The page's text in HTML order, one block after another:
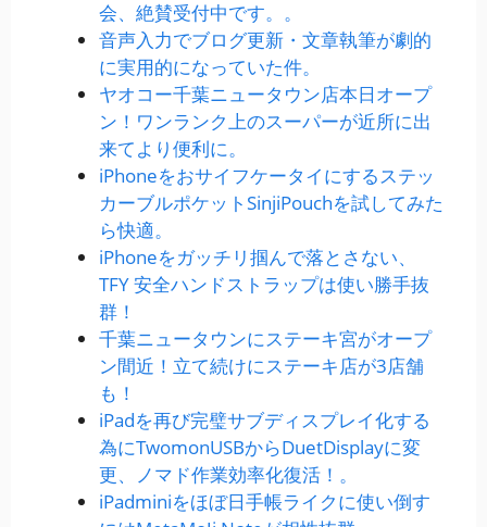
会、絶賛受付中です。。
音声入力でブログ更新・文章執筆が劇的
に実用的になっていた件。
ヤオコー千葉ニュータウン店本日オープ
ン！ワンランク上のスーパーが近所に出
来てより便利に。
iPhoneをおサイフケータイにするステッ
カーブルポケットSinjiPouchを試してみた
ら快適。
iPhoneをガッチリ掴んで落とさない、
TFY 安全ハンドストラップは使い勝手抜
群！
千葉ニュータウンにステーキ宮がオープ
ン間近！立て続けにステーキ店が3店舗
も！
iPadを再び完璧サブディスプレイ化する
為にTwomonUSBからDuetDisplayに変
更、ノマド作業効率化復活！。
iPadminiをほぼ日手帳ライクに使い倒す